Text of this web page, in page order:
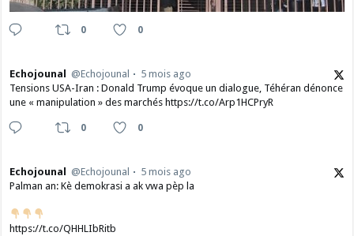
0 0
Echojounal @Echojounal
5 mois ago
Tensions USA-Iran : Donald Trump évoque un dialogue, Téhéran dénonce
une « manipulation » des marchés https://t.co/Arp1HCPryR
0 0
Echojounal @Echojounal
5 mois ago
Palman an: Kè demokrasi a ak vwa pèp la
https://t.co/QHHLIbRitb